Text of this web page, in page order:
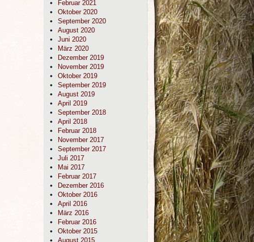
Februar 2021
Oktober 2020
September 2020
August 2020
Juni 2020
März 2020
Dezember 2019
November 2019
Oktober 2019
September 2019
August 2019
April 2019
September 2018
April 2018
Februar 2018
November 2017
September 2017
Juli 2017
Mai 2017
Februar 2017
Dezember 2016
Oktober 2016
April 2016
März 2016
Februar 2016
Oktober 2015
August 2015